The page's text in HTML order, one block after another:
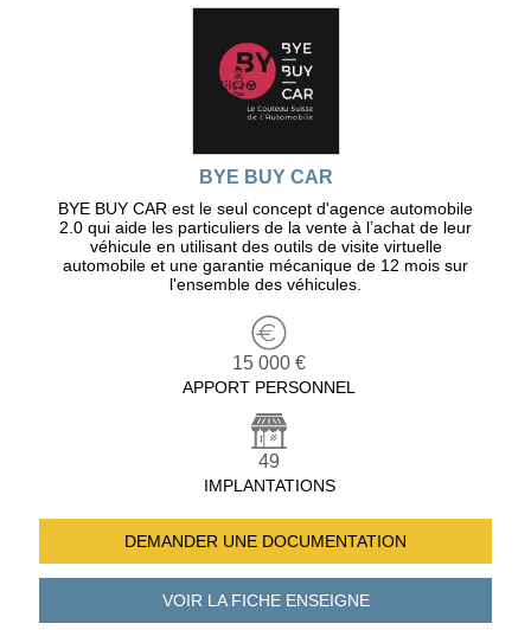
BYE BUY CAR
BYE BUY CAR est le seul concept d'agence automobile
2.0 qui aide les particuliers de la vente à l’achat de leur
véhicule en utilisant des outils de visite virtuelle
automobile et une garantie mécanique de 12 mois sur
l'ensemble des véhicules.
15 000 €
APPORT PERSONNEL
49
IMPLANTATIONS
DEMANDER UNE DOCUMENTATION
VOIR LA FICHEENSEIGNE